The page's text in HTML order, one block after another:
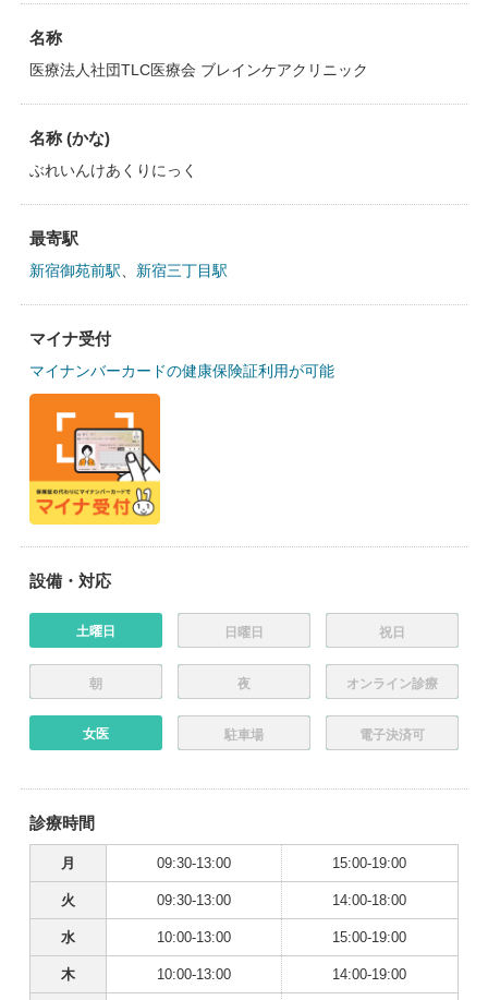
名称
医療法人社団TLC医療会 ブレインケアクリニック
名称 (かな)
ぶれいんけあくりにっく
最寄駅
新宿御苑前駅 新宿三丁目駅
マイナ受付
マイナンバーカードの健康保険証利用が可能
設備・対応
土曜日 日曜日 祝日
朝 夜 オンライン診療
女医 駐車場 電子決済可
診療時間
月 09:30-13:00 15:00-19:00
火 09:30-13:00 14:00-18:00
水 10:00-13:00 15:00-19:00
木 10:00-13:00 14:00-19:00